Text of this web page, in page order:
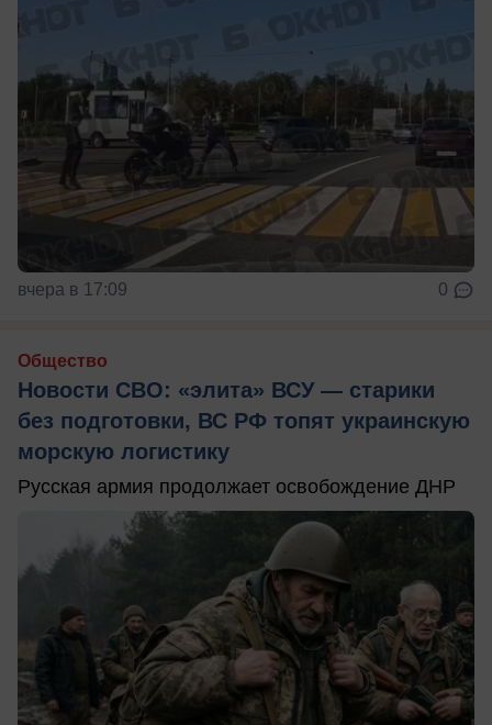
вчера в 17:09 0
Общество
Новости СВО: «элита» ВСУ — старики
без подготовки, ВС РФ топят украинскую
морскую логистику
Русская армия продолжает освобождение ДНР